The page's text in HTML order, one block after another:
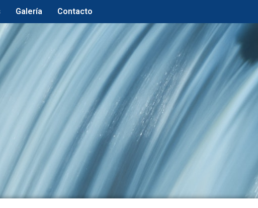
Galería Contacto